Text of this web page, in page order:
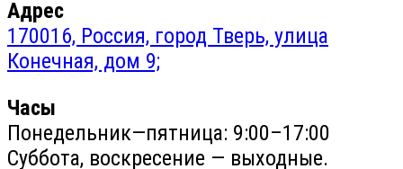
Адрес
170016, Россия, город Тверь, улица
Конечная, дом 9;
Часы
Понедельник—пятница: 9:00–17:00
Суббота, воскресение — выходные.